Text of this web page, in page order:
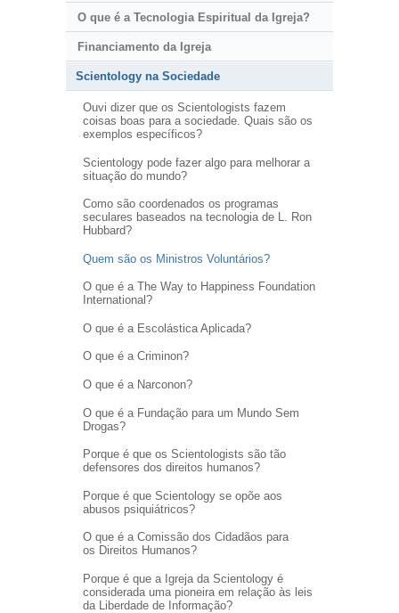
O que é a Tecnologia Espiritual da Igreja?
Financiamento da Igreja
Scientology na Sociedade
Ouvi dizer que os Scientologists fazem
coisas boas para a sociedade. Quais são os
exemplos específicos?
Scientology pode fazer algo para melhorar a
situação do mundo?
Como são coordenados os programas
seculares baseados na tecnologia de L. Ron
Hubbard?
Quem são os Ministros Voluntários?
O que é a The Way to Happiness Foundation
International?
O que é a Escolástica Aplicada?
O que é a Criminon?
O que é a Narconon?
O que é a Fundação para um Mundo Sem
Drogas?
Porque é que os Scientologists são tão
defensores dos direitos humanos?
Porque é que Scientology se opõe aos
abusos psiquiátricos?
O que é a Comissão dos Cidadãos para
os Direitos Humanos?
Porque é que a Igreja da Scientology é
considerada uma pioneira em relação às leis
da Liberdade de Informação?